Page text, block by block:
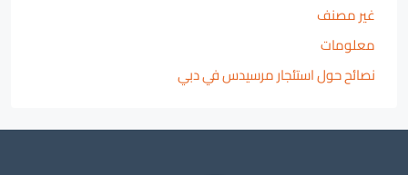
غير مصنف
معلومات
نصائح حول استئجار مرسيدس في دبي